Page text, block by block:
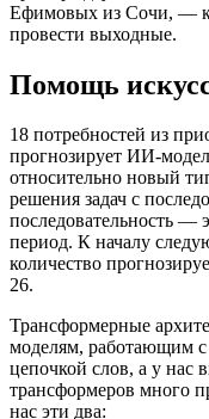
Ефимовых из Сочи, —
провести выходные.
Помощь
18 потребностей из
прогнозирует ИИ-
относительно новый
решения задач с
последовательность —
период. К началу
количество
26.
Трансформерные
моделям, работающим с
цепочкой слов, а у нас
трансформеров много
нас эти два: